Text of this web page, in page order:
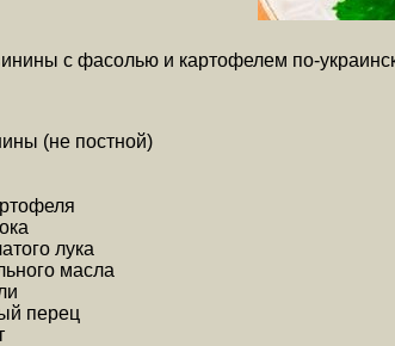
с фасолью и картофелем по-
(не постной)
лука
масла
перец